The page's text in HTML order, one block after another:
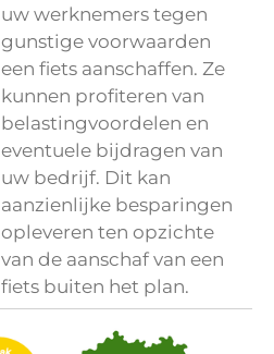
uw werknemers tegen
gunstige voorwaarden
een fiets aanschaffen. Ze
kunnen profiteren van
belastingvoordelen en
eventuele bijdragen van
uw bedrijf. Dit kan
aanzienlijke besparingen
opleveren ten opzichte
van de aanschaf van een
fiets buiten het plan.